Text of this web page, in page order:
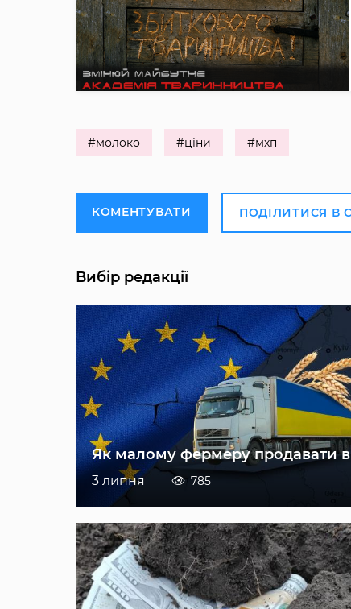
#молоко #ціни #мхп
КОМЕНТУВАТИ ПОДІЛИТИСЯ В
Вибір редакції
Як малому фермеру продавати
3 липня 785